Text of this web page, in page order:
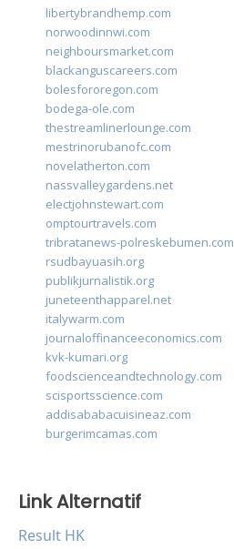
libertybrandhemp.com
norwoodinnwi.com
neighboursmarket.com
blackanguscareers.com
bolesfororegon.com
bodega-ole.com
thestreamlinerlounge.com
mestrinorubanofc.com
novelatherton.com
nassvalleygardens.net
electjohnstewart.com
omptourtravels.com
tribratanews-polreskebumen.com
rsudbayuasih.org
publikjurnalistik.org
juneteenthapparel.net
italywarm.com
journaloffinanceeconomics.com
kvk-kumari.org
foodscienceandtechnology.com
scisportsscience.com
addisababacuisineaz.com
burgerimcamas.com
Link Alternatif
Result HK